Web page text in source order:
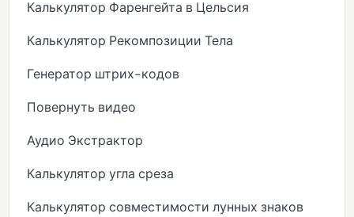
Калькулятор Фаренгейта в Цельсия
Калькулятор Рекомпозиции Тела
Генератор штрих-кодов
Повернуть видео
Аудио Экстрактор
Калькулятор угла среза
Калькулятор совместимости лунных знаков